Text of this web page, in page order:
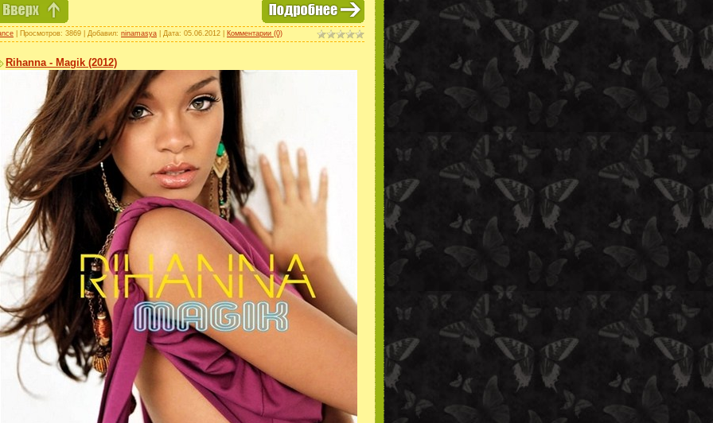
| Просмотров: 3869 | Добавил: ninamasya | Дата: 05.06.2012 Комментарии (0)
Rihanna - Magik (2012)